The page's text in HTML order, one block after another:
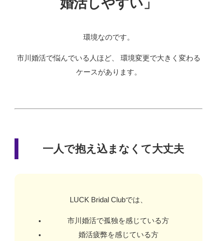
環境なのです。
市川婚活で悩んでいる人ほど、 環境変更で大きく変わる
ケースがあります。
一人で抱え込まなくて大丈夫
LUCK Bridal Clubでは、
市川婚活で孤独を感じている方
婚活疲弊を感じている方